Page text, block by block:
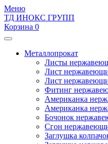
Меню
ТД ИНОКС ГРУПП
Корзина 0
Металлопрокат
Листы
Лист
Лист
Фитинг
Американка
Американка
Бочонок
Сгон
Заглушка